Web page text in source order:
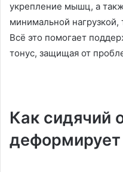
укрепление мышц, а
минимальной нагрузкой,
Всё это помогает
тонус, защищая от
Как сидячий